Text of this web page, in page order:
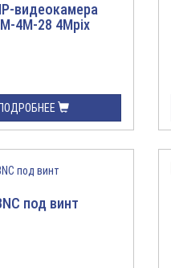
видеокамера
4M-28 4Mpix
ПОДРОБНЕЕ
под винт